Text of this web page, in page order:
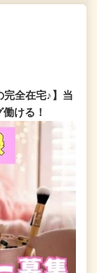
全在宅♪】当
ける！